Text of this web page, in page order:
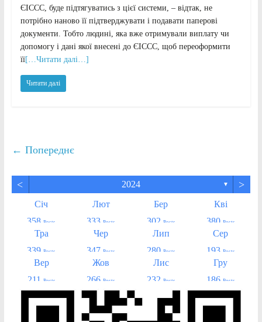
ЄІССС, буде підтягуватись з цієї системи, – відтак, не
потрібно наново її підтверджувати і подавати паперові
документи. Тобто людині, яка вже отримували виплату чи
допомогу і дані якої внесені до ЄІССС, щоб переоформити
її[…Читати далі…]
Читати далі
← Попереднє
< 2024 ▼ >
Січ
358 Posts
Лют
333 Posts
Бер
302 Posts
Кві
380 Posts
Тра
339 Posts
Чер
347 Posts
Лип
280 Posts
Сер
193 Posts
Вер
211
Posts
Жов
266 Posts
Лис
232 Posts
Гру
186 Posts